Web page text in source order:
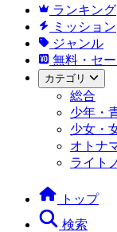
ランキング
ミッション
ジャンル
無料・セ
カテゴリ
総合
少年・
少女・
オトナ
ライト
トップ
検索